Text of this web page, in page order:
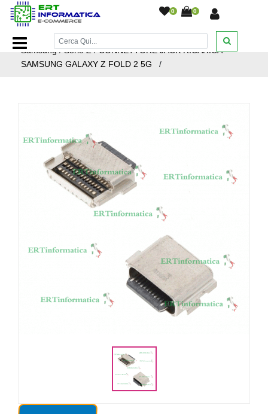
0 0
Home Page/Ricambi smartphone e tablet/Ricambi
Samsung/Serie Z/CONNETTORE JACK RICARICA
SAMSUNG GALAXY Z FOLD 2 5G
/